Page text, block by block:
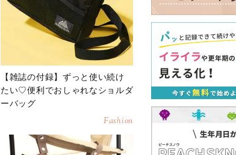
【雑誌の付録】ずっと使い続け
たい♡便利でおしゃれなショルダ
ーバッグ
Fashion